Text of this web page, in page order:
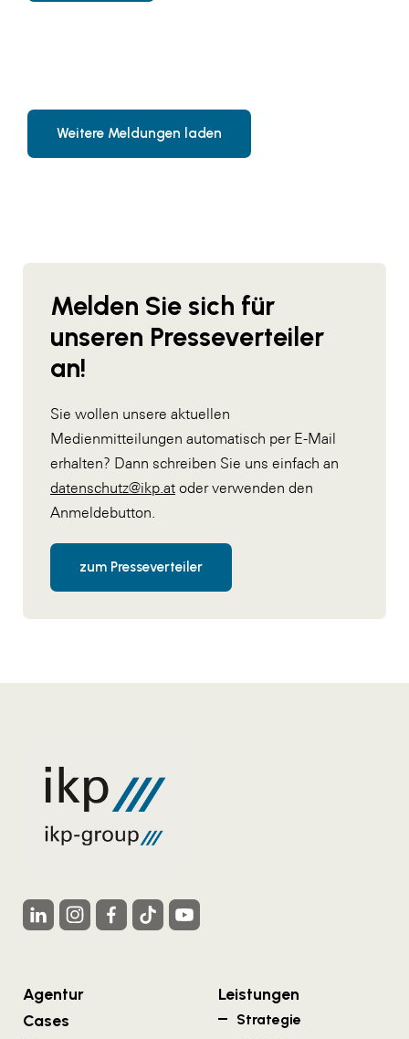
Weitere Meldungen laden
Melden Sie sich für
unseren Presseverteiler
an!
Sie wollen unsere aktuellen
Medienmitteilungen automatisch per E-Mail
erhalten? Dann schreiben Sie uns einfach an
datenschutz@ikp.at oder verwenden den
Anmeldebutton.
zum Presseverteiler
Agentur
Cases
Leistungen
Strategie